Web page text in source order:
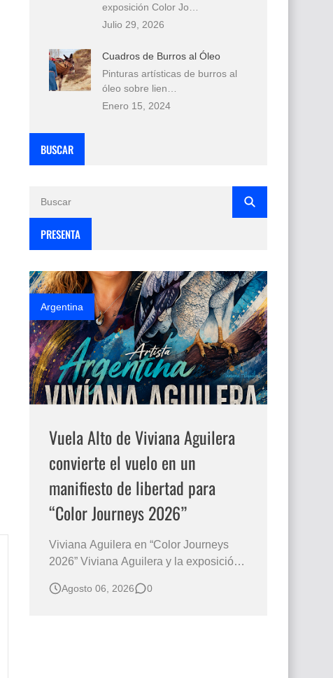
exposición Color Jo…
Julio 29, 2026
Cuadros de Burros al Óleo
Pinturas artísticas de burros al
óleo sobre lien…
Enero 15, 2024
BUSCAR
PRESENTA
Argentina
Vuela Alto de Viviana Aguilera
convierte el vuelo en un
manifiesto de libertad para
“Color Journeys 2026”
Viviana Aguilera en “Color Journeys
2026” Viviana Aguilera y la exposición
que une India, Brasil y Colombia El arte
Agosto 06, 2026 0